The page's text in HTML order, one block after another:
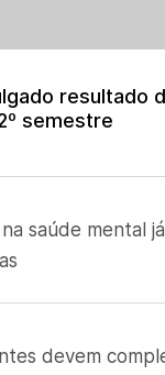
resultado
semestre
saúde mental
devem